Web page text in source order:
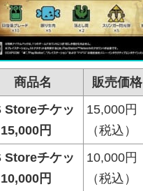
商品名 販売価格
Storeチケッ
15,000円
15,000円
（税込）
Storeチケッ
10,000円
10,000円
（税込）